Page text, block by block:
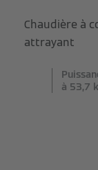
Chaudière à
attrayant
à 53,7